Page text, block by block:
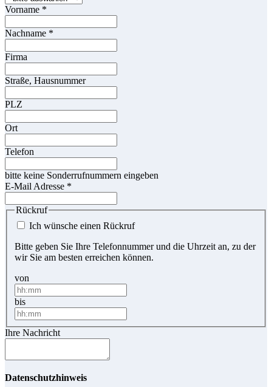
Vorname *
Nachname *
Firma
Straße, Hausnummer
PLZ
Ort
Telefon
bitte keine Sonderrufnummern eingeben
E-Mail Adresse *
Rückruf
Ich wünsche einen Rückruf
Bitte geben Sie Ihre Telefonnummer und die Uhrzeit an, zu der
wir Sie am besten erreichen können.
von
bis
Ihre Nachricht
Datenschutzhinweis